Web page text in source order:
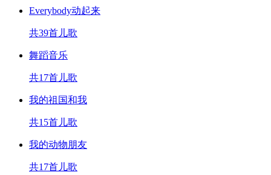
Everybody动起来
共39首儿歌
舞蹈音乐
共17首儿歌
我的祖国和我
共15首儿歌
我的动物朋友
共17首儿歌